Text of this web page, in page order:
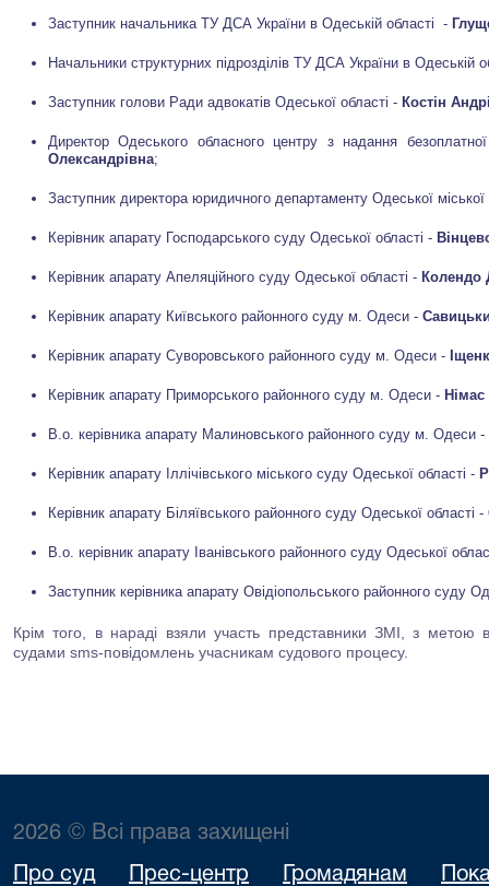
Заступник начальника ТУ ДСА України в Одеській області -
Начальники структурних підрозділів ТУ ДСА України в Одеській
Заступник голови Ради адвокатів Одеської області - Костін
Директор Одеського обласного центру з надання
Олександрівна;
Заступник директора юридичного департаменту Одеської
Керівник апарату Господарського суду Одеської області -
Керівник апарату Апеляційного суду Одеської області - Колендо
Керівник апарату Київського районного суду м. Одеси -
Керівник апарату Суворовського районного суду м. Одеси -
Керівник апарату Приморського районного суду м. Одеси -
В.о. керівника апарату Малиновського районного суду м. Одеси -
Керівник апарату Іллічівського міського суду Одеської області -
Керівник апарату Біляївського районного суду Одеської області -
В.о. керівник апарату Іванівського районного суду Одеської
Заступник керівника апарату Овідіопольського районного суду
Крім того, в нараді взяли участь представники ЗМІ, з метою
судами sms-повідомлень учасникам судового процесу.
2026 © Всі права захищені
Про суд Прес-центр Громадянам